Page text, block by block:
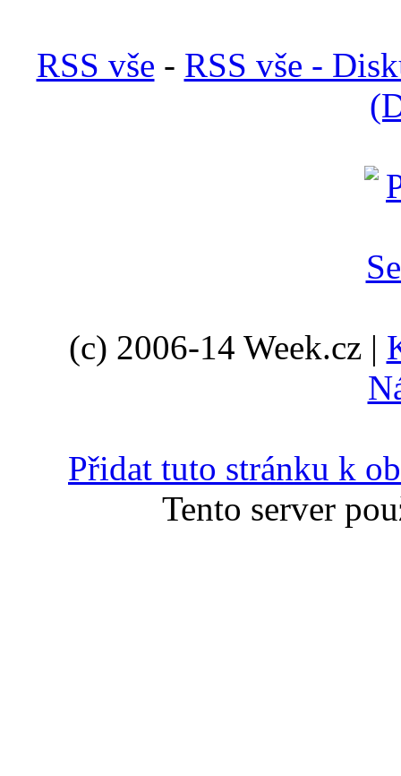
RSS vše - RSS vše -
(c) 2006-14 Week.cz |
Přidat tuto stránku k
Tento server